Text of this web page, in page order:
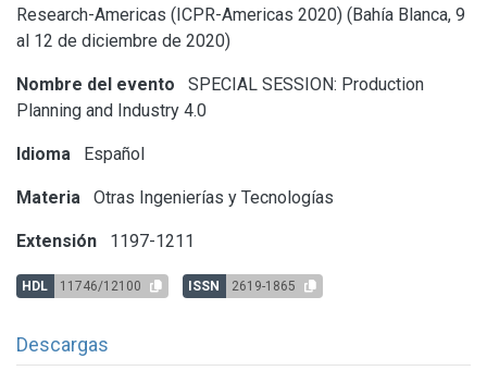
Research-Americas (ICPR-Americas 2020) (Bahía Blanca, 9
al 12 de diciembre de 2020)
Nombre del evento
SPECIAL SESSION: Production
Planning and Industry 4.0
Idioma Español
Materia Otras Ingenierías y Tecnologías
Extensión 1197-1211
HDL 11746/12100 ISSN 2619-1865
Descargas